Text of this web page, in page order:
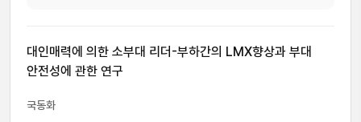
대인매력에 의한 소부대 리더-부하간의 LMX향상과 부대
안전성에 관한 연구
국동화